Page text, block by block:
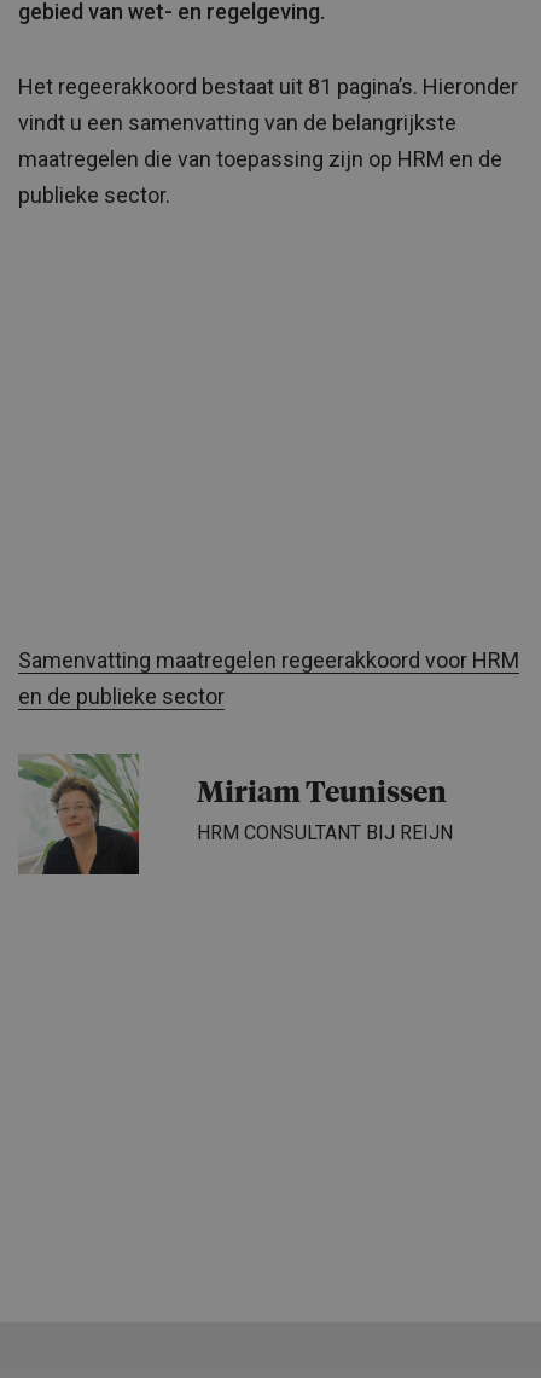
gebied van wet- en regelgeving.
Het regeerakkoord bestaat uit 81 pagina’s. Hieronder
vindt u een samenvatting van de belangrijkste
maatregelen die van toepassing zijn op HRM en de
publieke sector.
Samenvatting maatregelen regeerakkoord voor HRM
en de publieke sector
Miriam Teunissen
HRM CONSULTANT BIJ REIJN